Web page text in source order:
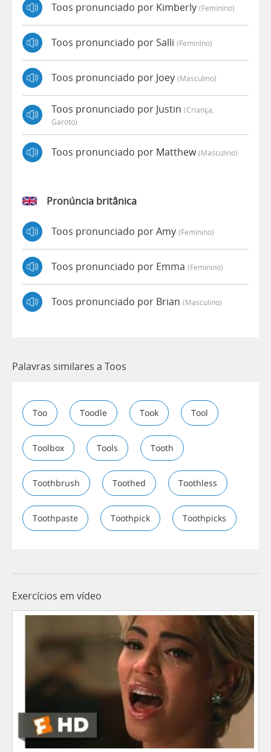
Toos pronunciado por Kimberly (feminino)
Toos pronunciado por Salli (feminino)
Toos pronunciado por Joey (masculino)
Toos pronunciado por Justin (criança,
Garoto)
Toos pronunciado por Matthew(masculino)
Pronúncia britânica
Toos pronunciado por Amy (feminino)
Toos pronunciado por Emma (feminino)
Toos pronunciado por Brian (masculino)
Palavras similares a Toos
Too Toodle Took Tool
Toolbox Tools Tooth
Toothbrush Toothed Toothless
Toothpaste Toothpick Toothpicks
Exercícios em vídeo